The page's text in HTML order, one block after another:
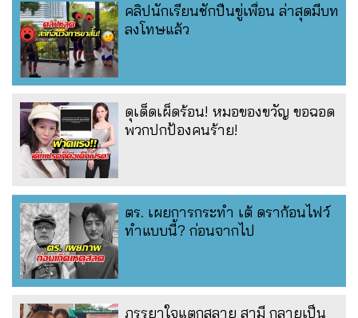
คลิปนักเรียนชักปืนขู่เพื่อน ล่าสุดมีบท
ลงโทษแล้ว
ดุเด็ดเผ็ดร้อน! หมอของขวัญ ขอฉอด
พวกปกป้องคนร้าย!
ตร. เผยการกระทำ เต้ ดราก้อนไฟว์
ทำแบบนี้? ก่อนจากไป
ภรรยาใจแตกสลาย สามี กลายเป็น